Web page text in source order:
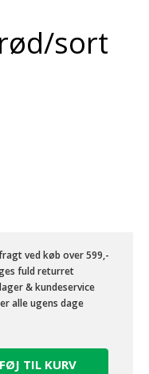
sort
ved køb over 599,-
fuld returret
& kundeservice
alle ugens dage
TIL KURV